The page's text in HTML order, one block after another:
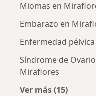
Miomas en
Embarazo en
Enfermedad
Síndrome de
Miraflores
Ver más (15)